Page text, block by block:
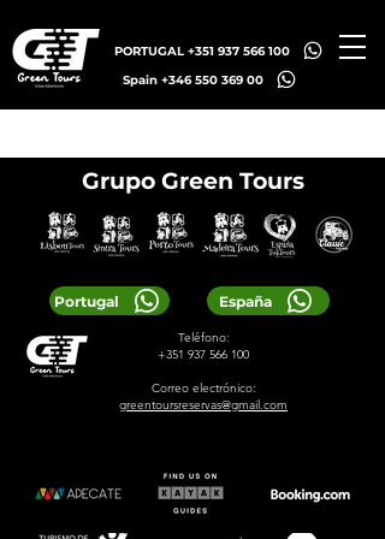
PORTUGAL +351 937 566 100
Spain +346 550 369 00
Grupo Green Tours
Portugal España
Teléfono:
+351 937 566 100
Correo electrónico:
greentoursreservas@gmail.com